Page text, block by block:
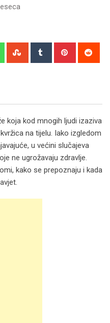
WhatsappStumbleUpon
Tumblr Pinterest
koja kod mnogih ljudi izaziva
na tijelu. Iako izgledom
u većini slučajeva
ne ugrožavaju zdravlje.
kako se prepoznaju i kada